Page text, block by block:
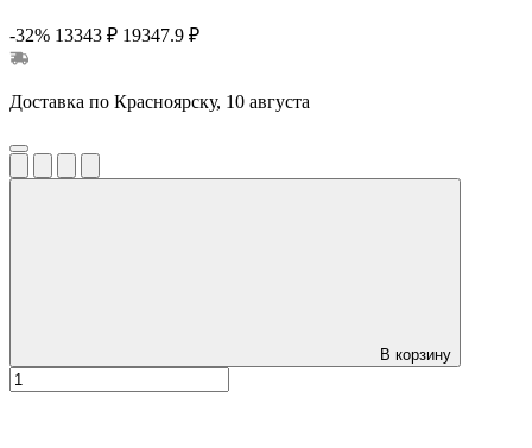
-32% 13343 ₽ 19347.9 ₽
Доставка по Красноярску, 10 августа
В корзину